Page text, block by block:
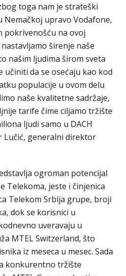
toga nam je strateški
Nemačkoj upravo Vodafone,
pokrivenošću na ovoj
širenje naše
našim ljudima širom sveta
učiniti da se osećaju kao kod
populacije u ovom delu
naše kvalitetne sadržaje,
tarife čime ciljamo tržište
ljudi samo u DACH
Lučić, generalni direktor
ogroman potencijal
Telekoma, jeste i činjenica
Telekom Srbija grupe, broji
dok se korisnici u
uveravaju u
MTEL Switzerland, što
iz meseca u mesec. Sada
konkurentno tržište